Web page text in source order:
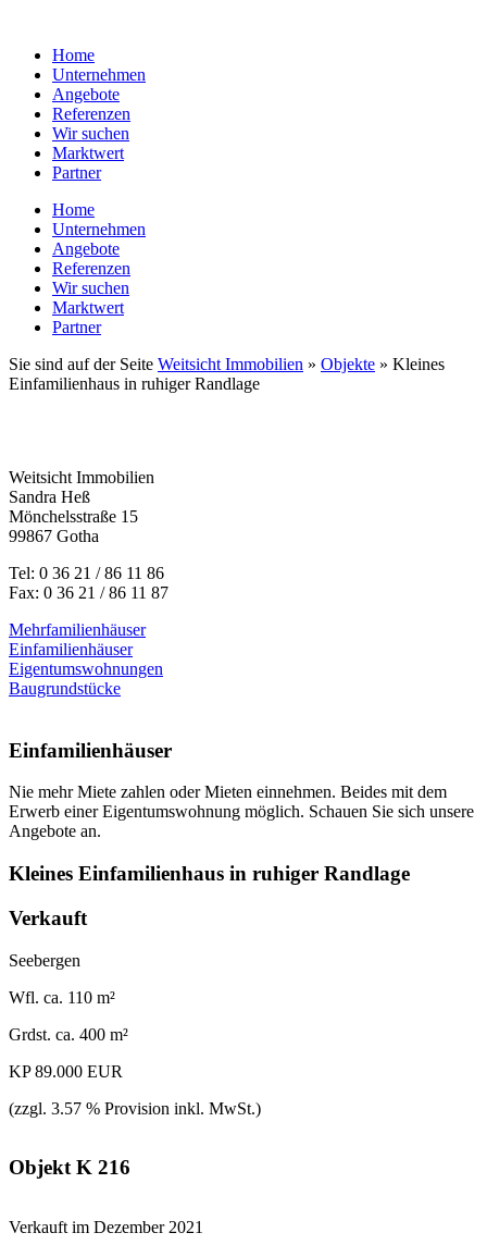
wechselnHome
Unternehmen
Angebote
Referenzen
Wir suchen
Marktwert
Partner
Home
Unternehmen
Angebote
Referenzen
Wir suchen
Marktwert
Partner
Sie sind auf der Seite Weitsicht Immobilien » Objekte » Kleines
Einfamilienhaus in ruhiger Randlage
Weitsicht Immobilien
Sandra Heß
Mönchelsstraße 15
99867 Gotha
Tel: 0 36 21 / 86 11 86
Fax: 0 36 21 / 86 11 87
Mehrfamilienhäuser
Einfamilienhäuser
Eigentumswohnungen
Baugrundstücke
Einfamilienhäuser
Nie mehr Miete zahlen oder Mieten einnehmen. Beides mit dem
Erwerb einer Eigentumswohnung möglich. Schauen Sie sich unsere
Angebote an.
Kleines Einfamilienhaus in ruhiger Randlage
Verkauft
Seebergen
Wfl. ca. 110 m²
Grdst. ca. 400 m²
KP 89.000 EUR
(zzgl. 3.57 % Provision inkl. MwSt.)
Objekt K 216
Verkauft im Dezember 2021